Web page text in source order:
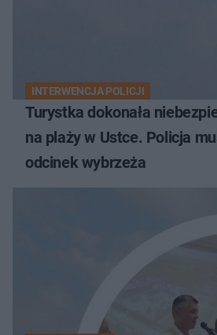
INTERWENCJA POLICJI
Turystka dokonała
na plaży w Ustce. Policja
odcinek wybrzeża